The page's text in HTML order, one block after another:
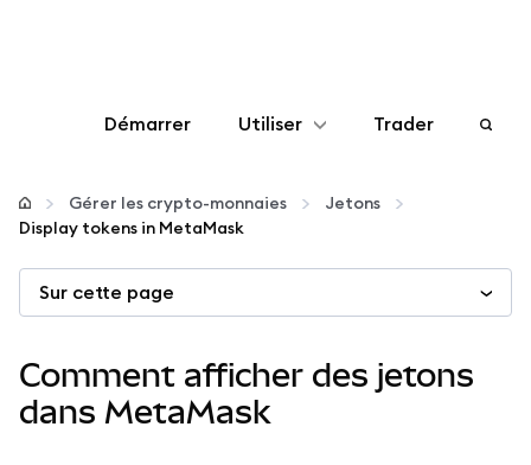
Démarrer Utiliser
Configurer
Autres utilisations du web3
Restez en sécurité
Trader
Gérer les crypto-monnaies
Jetons
Display tokens in MetaMask
Sur cette page
Comment afficher des jetons
dans MetaMask